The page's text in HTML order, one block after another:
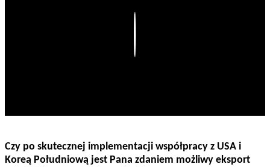
Czy po skutecznej implementacji współpracy z USA i
Koreą Południową jest Pana zdaniem możliwy eksport